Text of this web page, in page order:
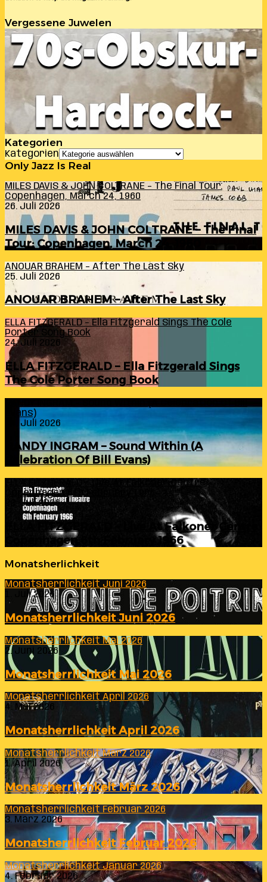
Vergessene Juwelen
Kategorien
Kategorien
Only Jazz Is Real
MILES DAVIS & JOHN COLTRANE – The Final Tour:
Copenhagen, March 24, 1960
26. Juli 2026
MILES DAVIS & JOHN COLTRANE – The Final
Tour: Copenhagen, March 24, 1960
ANOUAR BRAHEM – After The Last Sky
25. Juli 2026
ANOUAR BRAHEM – After The Last Sky
ELLA FITZGERALD – Ella Fitzgerald Sings The Cole
Porter Song Book
24. Juli 2026
ELLA FITZGERALD – Ella Fitzgerald Sings
The Cole Porter Song Book
Evans)
24. Juli 2026
RANDY INGRAM – Sound Within (A
Celebration Of Bill Evans)
ELLA FITZGERALD – Live At Falkoner Centre
Copenhagen 6th February 1966
23. Juli 2026
ELLA FITZGERALD – Live At Falkoner Centre
Copenhagen 6th February 1966
Monatsherlichkeit
Monatsherrlichkeit Juni 2026
1. Juli 2026
Monatsherrlichkeit Juni 2026
Monatsherrlichkeit Mai 2026
2. Juni 2026
Monatsherrlichkeit Mai 2026
Monatsherrlichkeit April 2026
4. Mai 2026
Monatsherrlichkeit April 2026
Monatsherrlichkeit März 2026
1. April 2026
Monatsherrlichkeit März 2026
Monatsherrlichkeit Februar 2026
3. März 2026
Monatsherrlichkeit Februar 2026
Monatsherrlichkeit Januar 2026
4. Februar 2026